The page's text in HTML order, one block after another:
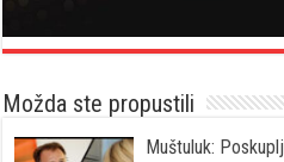
Možda ste propustili
Muštuluk: